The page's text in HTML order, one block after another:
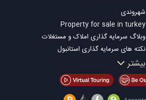
Bursa
Gocek
Side
Kemer
Dalyan
Izmir
Belek
شهروندی
Property for sale in turkey
وبلاگ سرمایه گذاری املاک و مستغلات
نکته های سرمایه گذاری استانبول
تلویزیون Property Turkey
املاک مناسب سرمایه گذاری استانبول
فروش ملک شما
بیشتر